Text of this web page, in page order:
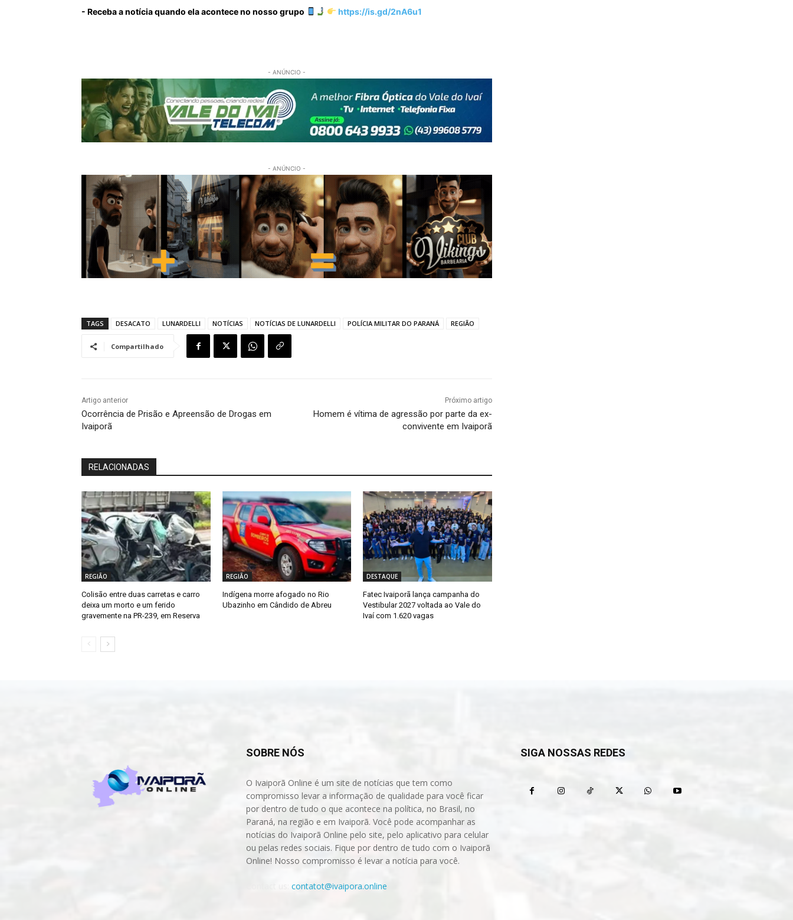
- Receba a notícia quando ela acontece no nosso grupo https://is.gd/2nA6u1
- ANÚNCIO -
- ANÚNCIO -
TAGS DESACATO LUNARDELLI NOTÍCIAS NOTÍCIAS DE LUNARDELLI POLÍCIA MILITAR DO PARANÁ REGIÃO
Compartilhado
Artigo anterior
Ocorrência de Prisão e Apreensão de Drogas em
Ivaiporã
Próximo artigo
Homem é vítima de agressão por parte da ex-
convivente em Ivaiporã
RELACIONADAS
REGIÃO
Colisão entre duas carretas e carro
deixa um morto e um ferido
gravemente na PR-239, em Reserva
REGIÃO
Indígena morre afogado no Rio
Ubazinho em Cândido de Abreu
DESTAQUE
Fatec Ivaiporã lança campanha do
Vestibular 2027 voltada ao Vale do
Ivaí com 1.620 vagas
SOBRE NÓS
O Ivaiporã Online é um site de notícias que tem como
compromisso levar a informação de qualidade para você ficar
por dentro de tudo o que acontece na política, no Brasil, no
Paraná, na região e em Ivaiporã. Você pode acompanhar as
notícias do Ivaiporã Online pelo site, pelo aplicativo para celular
ou pelas redes sociais. Fique por dentro de tudo com o Ivaiporã
Online! Nosso compromisso é levar a notícia para você.
contatot@ivaipora.online
SIGA NOSSAS REDES